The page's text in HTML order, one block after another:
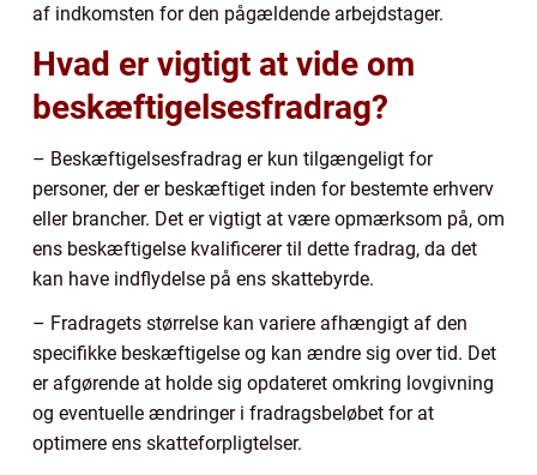
af indkomsten for den pågældende arbejdstager.
Hvad er vigtigt at vide om
beskæftigelsesfradrag?
– Beskæftigelsesfradrag er kun tilgængeligt for
personer, der er beskæftiget inden for bestemte erhverv
eller brancher. Det er vigtigt at være opmærksom på, om
ens beskæftigelse kvalificerer til dette fradrag, da det
kan have indflydelse på ens skattebyrde.
– Fradragets størrelse kan variere afhængigt af den
specifikke beskæftigelse og kan ændre sig over tid. Det
er afgørende at holde sig opdateret omkring lovgivning
og eventuelle ændringer i fradragsbeløbet for at
optimere ens skatteforpligtelser.